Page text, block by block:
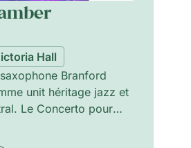
Hall
Branford
unit héritage jazz et
Le Concerto pour
lumière des lignes